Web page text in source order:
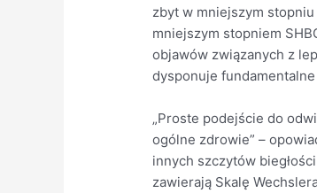
zbyt w mniejszym
mniejszym stopniem
objawów związanych z
dysponuje
„Proste podejście do
ogólne zdrowie” –
innych szczytów
zawierają Skalę